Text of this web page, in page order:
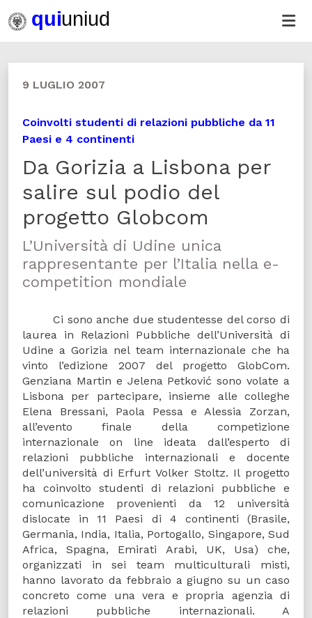
9 LUGLIO 2007
Coinvolti studenti di relazioni pubbliche da 11
Paesi e 4 continenti
Da Gorizia a Lisbona per
salire sul podio del
progetto Globcom
L’Università di Udine unica
rappresentante per l’Italia nella e-
competition mondiale
Ci sono anche due studentesse del corso di
laurea in Relazioni Pubbliche dell’Università di
Udine a Gorizia nel team internazionale che ha
vinto l’edizione 2007 del progetto GlobCom.
Genziana Martin e Jelena Petković sono volate a
Lisbona per partecipare, insieme alle colleghe
Elena Bressani, Paola Pessa e Alessia Zorzan,
all’evento finale della competizione
internazionale on line ideata dall’esperto di
relazioni pubbliche internazionali e docente
dell’università di Erfurt Volker Stoltz. Il progetto
ha coinvolto studenti di relazioni pubbliche e
comunicazione provenienti da 12 università
dislocate in 11 Paesi di 4 continenti (Brasile,
Germania, India, Italia, Portogallo, Singapore, Sud
Africa, Spagna, Emirati Arabi, UK, Usa) che,
organizzati in sei team multiculturali misti,
hanno lavorato da febbraio a giugno su un caso
concreto come una vera e propria agenzia di
relazioni pubbliche internazionali. A